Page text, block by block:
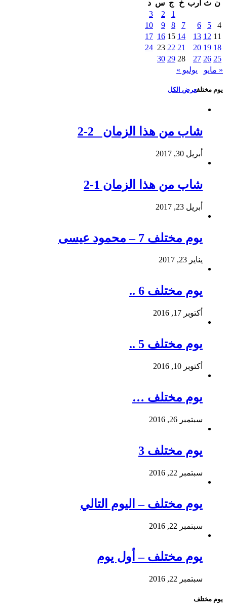
ن ث أرب خ ج س د
1
2
3
4
5
6
7
8
9
10
11
12
13
14
15
16
17
18
19
20
21
22
23
24
25
26
27
28
29
30
« مايو
يوليو »
يوم مختلفعرض الكل
شاب من هذا الزمان 2-2
أبريل 30, 2017
شاب من هذا الزمان 1-2
أبريل 23, 2017
يوم مختلف 7 – محمود عيسى
يناير 23, 2017
يوم مختلف 6 ..
أكتوبر 17, 2016
يوم مختلف 5 ..
أكتوبر 10, 2016
يوم مختلف …
سبتمبر 26, 2016
يوم مختلف 3
سبتمبر 22, 2016
يوم مختلف – اليوم التالي
سبتمبر 22, 2016
يوم مختلف – أول يوم
سبتمبر 22, 2016
يوم مختلف